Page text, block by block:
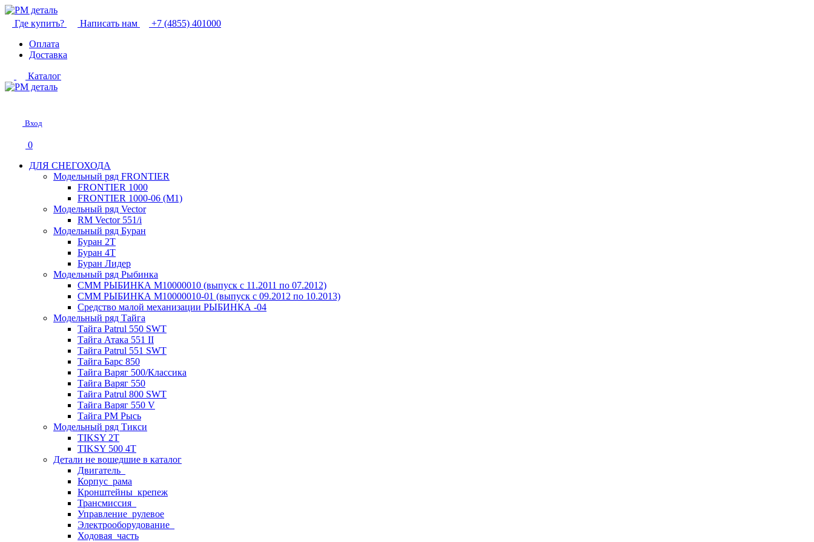
Где купить? Написать нам
+7 (4855) 401000
Оплата
Доставка
Каталог
Вход
0
ДЛЯ СНЕГОХОДА
Модельный ряд FRONTIER
FRONTIER 1000
FRONTIER 1000-06 (М1)
Модельный ряд Vector
RM Vector 551/i
Модельный ряд Буран
Буран 2Т
Буран 4Т
Буран Лидер
Модельный ряд Рыбинка
СММ РЫБИНКА M10000010 (выпуск с 11.2011 по 07.2012)
СММ РЫБИНКА M10000010-01 (выпуск с 09.2012 по 10.2013)
Средство малой механизации РЫБИНКА -04
Модельный ряд Тайга
Тайга Patrul 550 SWT
Тайга Атака 551 II
Тайга Patrul 551 SWT
Тайга Барс 850
Тайга Варяг 500/Классика
Тайга Варяг 550
Тайга Patrul 800 SWT
Тайга Варяг 550 V
Тайга РМ Рысь
Модельный ряд Тикси
TIKSY 2T
TIKSY 500 4T
Детали не вошедшие в каталог
Двигатель_
Корпус_рама
Кронштейны_крепеж
Трансмиссия_
Управление_рулевое
Электрооборудование_
Ходовая_часть